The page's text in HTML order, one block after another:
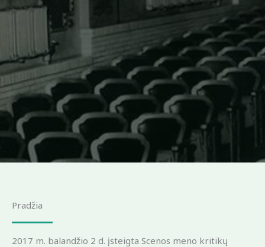
Pradžia
2017 m. balandžio 2 d. įsteigta Scenos meno kritikų